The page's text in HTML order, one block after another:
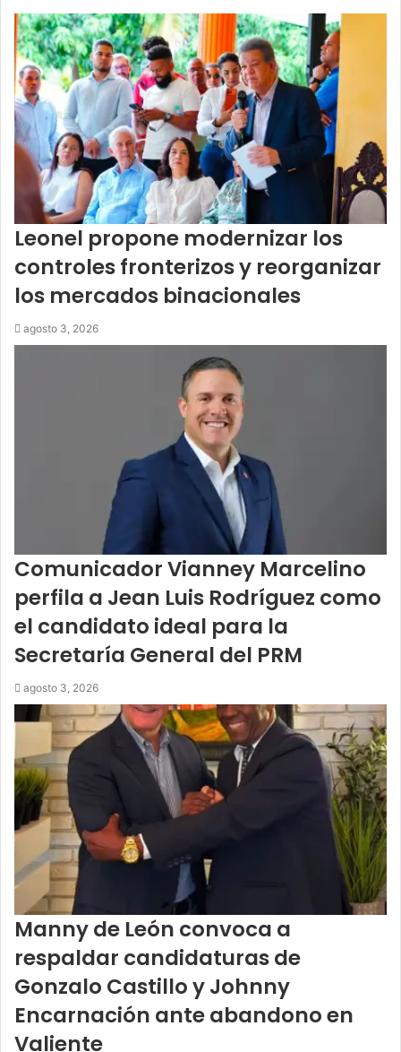
Leonel propone modernizar los
controles fronterizos y reorganizar
los mercados binacionales
agosto 3, 2026
Comunicador Vianney Marcelino
perfila a Jean Luis Rodríguez como
el candidato ideal para la
Secretaría General del PRM
agosto 3, 2026
Manny de León convoca a
respaldar candidaturas de
Gonzalo Castillo y Johnny
Encarnación ante abandono en
Valiente